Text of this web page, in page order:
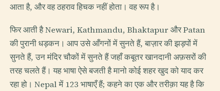
आता है, और वह ठहराव हिचक नहीं होता। वह रूप है।
फिर आती है Newari, Kathmandu, Bhaktapur और Patan
की पुरानी धड़कन। आप उसे आँगनों में सुनते हैं, बाज़ार की झड़पों में
सुनते हैं, उन मंदिर चौकों में सुनते हैं जहाँ कबूतर खानदानी अफ़सरों की
तरह चलते हैं। यह भाषा ऐसे बजती है मानो कोई शहर खुद को याद कर
रहा हो। Nepal में 123 भाषाएँ हैं; कहने का एक और तरीक़ा यह है कि